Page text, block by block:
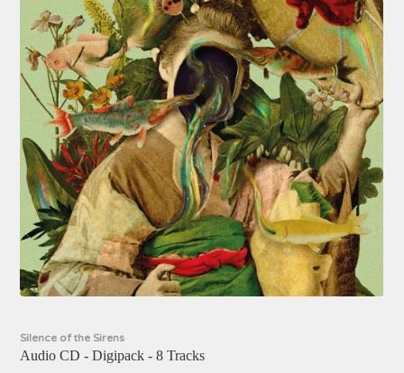
Silence of the Sirens
Audio CD - Digipack - 8 Tracks